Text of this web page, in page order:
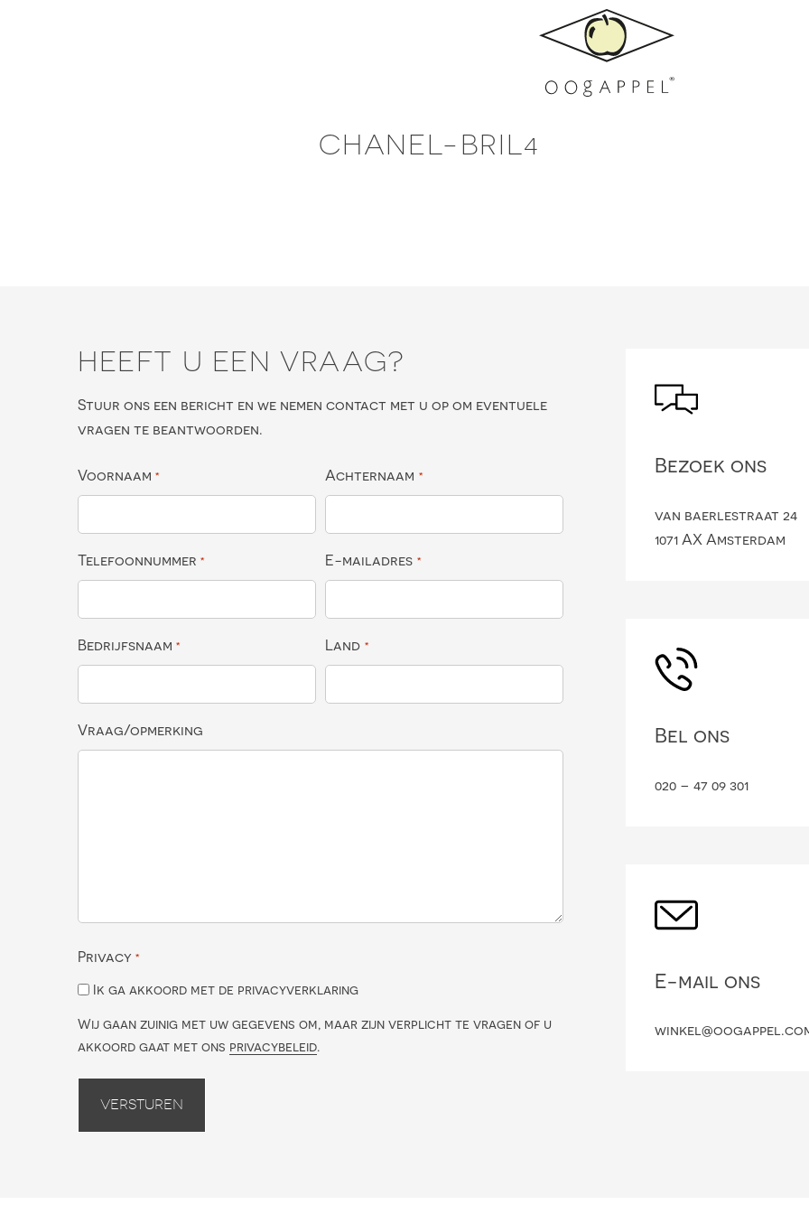
CHANEL-BRIL4
HEEFT U EEN VRAAG?
Stuur ons een bericht en we nemen contact met u op om eventuele
vragen te beantwoorden.
Voornaam * Achternaam *
Telefoonnummer * E-mailadres *
Bedrijfsnaam * Land *
Vraag/opmerking
Privacy *
Ik ga akkoord met de privacyverklaring
Wij gaan zuinig met uw gegevens om, maar zijn verplicht te vragen of u
akkoord gaat met ons privacybeleid.
Versturen
Bezoek ons
van baerlestraat 24
1071 AX Amsterdam
Bel ons
020 – 47 09 301
E-mail ons